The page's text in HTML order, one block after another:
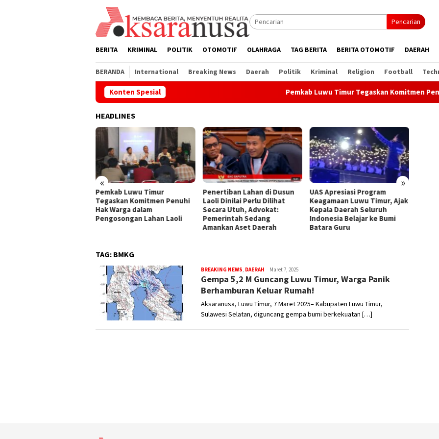
Pencarian
BERITA KRIMINAL POLITIK OTOMOTIF OLAHRAGA TAG BERITA BERITA OTOMOTIF DAERAH
BERANDA International Breaking News Daerah Politik Kriminal Religion Football
Konten Spesial Pemkab Luwu Timur Tegaskan Komitmen Penuhi
HEADLINES
« »
Pemkab Luwu Timur
Tegaskan Komitmen Penuhi
Hak Warga dalam
Pengosongan Lahan Laoli
Penertiban Lahan di Dusun
Laoli Dinilai Perlu Dilihat
Secara Utuh, Advokat:
Pemerintah Sedang
Amankan Aset Daerah
UAS Apresiasi Program
Keagamaan Luwu Timur, Ajak
Kepala Daerah Seluruh
Indonesia Belajar ke Bumi
Batara Guru
TAG: BMKG
BREAKING NEWS, DAERAH aksara
nusa
Maret 7, 2025
Gempa 5,2 M Guncang Luwu Timur, Warga Panik
Berhamburan Keluar Rumah!
Aksaranusa, Luwu Timur, 7 Maret 2025– Kabupaten Luwu Timur,
Sulawesi Selatan, diguncang gempa bumi berkekuatan […]